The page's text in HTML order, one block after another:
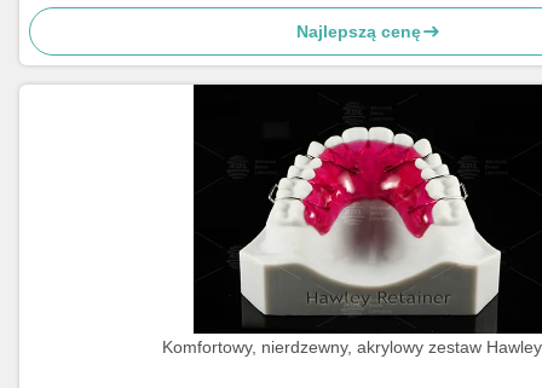
Najlepszą cenę
Komfortowy, nierdzewny, akrylowy zestaw